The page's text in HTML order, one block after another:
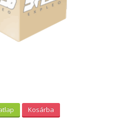
Kosárba